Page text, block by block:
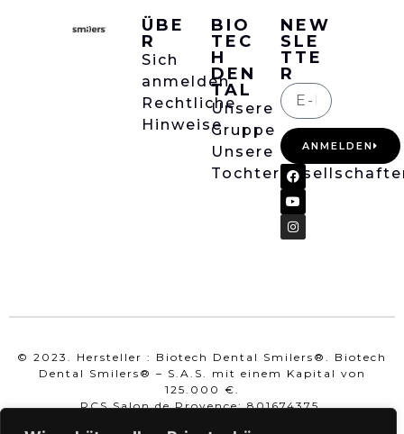
ÜBE
R
Sich
anmelden
Rechtliche
Hinweise
BIO
TEC
H
DEN
TAL
Unsere
Gruppe
Unsere
NEW
SLE
TTE
R
ANMELDEN
© 2023. Hersteller : Biotech Dental Smilers®. Biotech
Dental Smilers® – S.A.S. mit einem Kapital von
125.000 €.
RCS Salon de Provence: 801674375.